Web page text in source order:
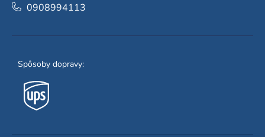
0908994113
Spôsoby dopravy: